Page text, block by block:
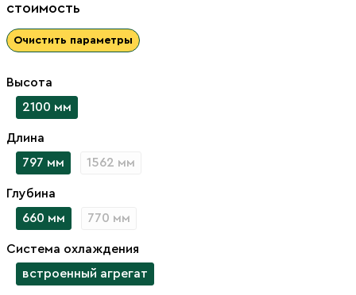
стоимость
Очистить параметры
Высота
2100 мм
Длина
797 мм
1562 мм
Глубина
660 мм
770 мм
Система охлаждения
встроенный агрегат